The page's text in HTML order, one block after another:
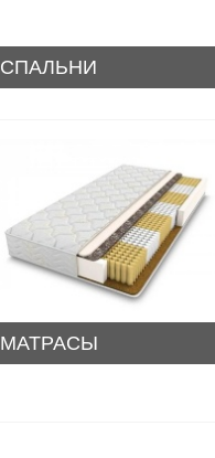
СПАЛЬНИ
МАТРАСЫ